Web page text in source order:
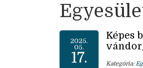
2025.
05.
17.
Képes
Kategória: